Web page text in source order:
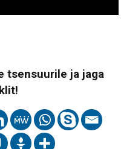
tsensuurile ja jaga